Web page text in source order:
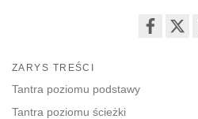
ZARYS TREŚCI
Tantra poziomu podstawy
Tantra poziomu ścieżki